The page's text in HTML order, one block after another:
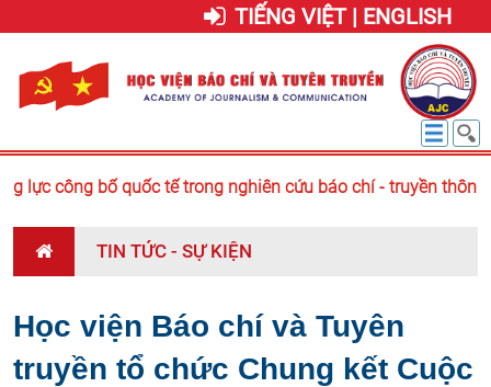
TIẾNG VIỆT | ENGLISH
lực công bố quốc tế trong nghiên cứu báo chí - truyền
TIN TỨC - SỰ KIỆN
Học viện Báo chí và Tuyên
truyền tổ chức Chung kết Cuộc